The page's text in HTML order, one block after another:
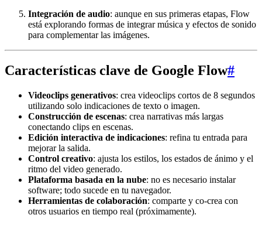
Integración de audio: aunque en sus primeras etapas, Flow
está explorando formas de integrar música y efectos de sonido
para complementar las imágenes.
Características clave de Google Flow#
Videoclips generativos: crea videoclips cortos de 8 segundos
utilizando solo indicaciones de texto o imagen.
Construcción de escenas: crea narrativas más largas
conectando clips en escenas.
Edición interactiva de indicaciones: refina tu entrada para
mejorar la salida.
Control creativo: ajusta los estilos, los estados de ánimo y el
ritmo del video generado.
Plataforma basada en la nube: no es necesario instalar
software; todo sucede en tu navegador.
Herramientas de colaboración: comparte y co-crea con
otros usuarios en tiempo real (próximamente).